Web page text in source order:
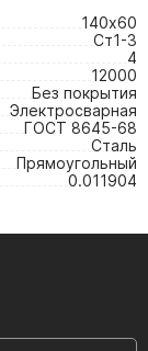
140х60
Ст1-3
4
12000
Без покрытия
Электросварная
ГОСТ 8645-68
Сталь
Прямоугольный
0.011904